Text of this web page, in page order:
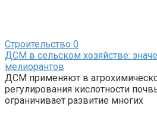
Строительство 0
ДСМ в сельском хозяйстве:
мелиорантов
ДСМ применяют в
регулирования кислотности
ограничивает развитие многих